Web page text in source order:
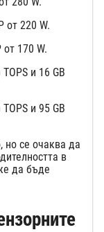
от 220 W.
от 170 W.
и 16 GB
и 95 GB
но се очаква да
в
да бъде